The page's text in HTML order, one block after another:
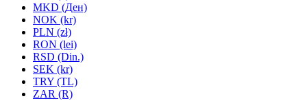
MKD (Ден)
NOK (kr)
PLN (zł)
RON (lei)
RSD (Din.)
SEK (kr)
TRY (TL)
ZAR (R)